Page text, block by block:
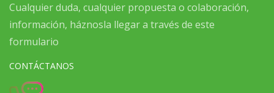
Cualquier duda, cualquier propuesta o colaboración,
información, háznosla llegar a través de este
formulario
CONTÁCTANOS